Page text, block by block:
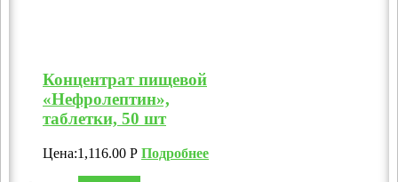
Концентрат пищевой
«Нефролептин»,
таблетки, 50 шт
Цена:1,116.00 Р Подробнее